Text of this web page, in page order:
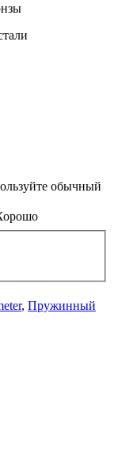
обычный
, Пружинный